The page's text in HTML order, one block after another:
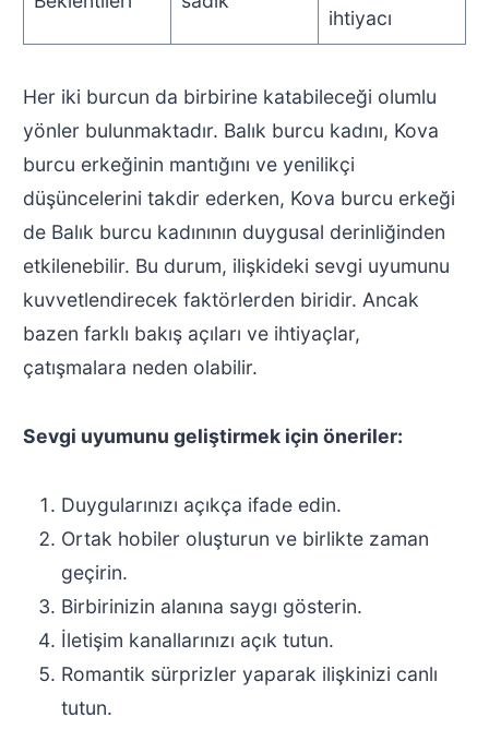
ihtiyacı
Her iki burcun da birbirine katabileceği olumlu
yönler bulunmaktadır. Balık burcu kadını, Kova
burcu erkeğinin mantığını ve yenilikçi
düşüncelerini takdir ederken, Kova burcu erkeği
de Balık burcu kadınının duygusal derinliğinden
etkilenebilir. Bu durum, ilişkideki sevgi uyumunu
kuvvetlendirecek faktörlerden biridir. Ancak
bazen farklı bakış açıları ve ihtiyaçlar,
çatışmalara neden olabilir.
Sevgi uyumunu geliştirmek için öneriler:
Duygularınızı açıkça ifade edin.
Ortak hobiler oluşturun ve birlikte zaman
geçirin.
Birbirinizin alanına saygı gösterin.
İletişim kanallarınızı açık tutun.
Romantik sürprizler yaparak ilişkinizi canlı
tutun.